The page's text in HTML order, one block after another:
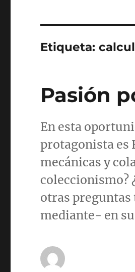
Etiqueta:
Pasión
En esta
protagonista es
mecánicas y
coleccionismo?
otras preguntas
mediante- en su